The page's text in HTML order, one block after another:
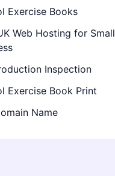
Exercise Books
Web Hosting for Small
Inspection
Exercise Book Print
Name